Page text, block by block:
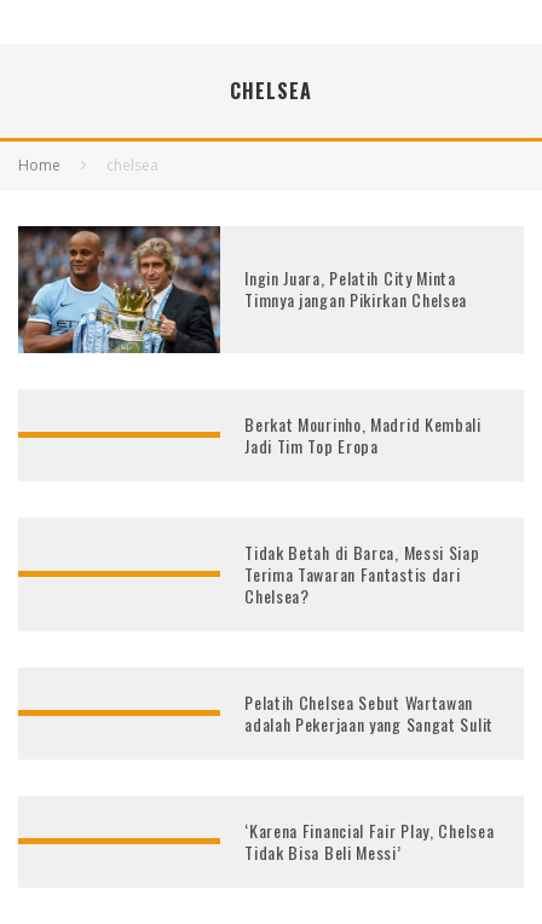
CHELSEA
Home chelsea
Ingin Juara, Pelatih City Minta
Timnya jangan Pikirkan Chelsea
Berkat Mourinho, Madrid Kembali
Jadi Tim Top Eropa
Tidak Betah di Barca, Messi Siap
Terima Tawaran Fantastis dari
Chelsea?
Pelatih Chelsea Sebut Wartawan
adalah Pekerjaan yang Sangat Sulit
‘Karena Financial Fair Play, Chelsea
Tidak Bisa Beli Messi’